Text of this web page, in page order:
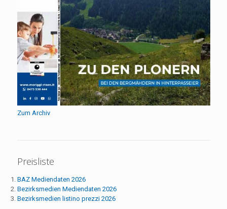
Zum Archiv
Preisliste
BAZ Mediendaten 2026
Bezirksmedien Mediendaten 2026
Bezirksmedien listino prezzi 2026